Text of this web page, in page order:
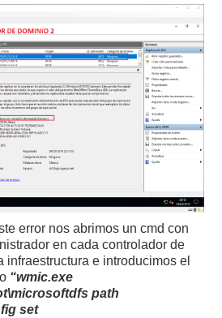
error nos abrimos un cmd con
en cada controlador de
infraestructura e introducimos el
“wmic.exe
path
set